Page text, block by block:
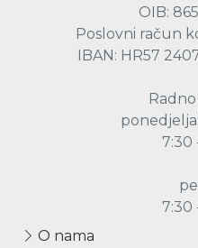
OIB:
Poslovni račun
IBAN: HR57
7:30
7:30
O nama